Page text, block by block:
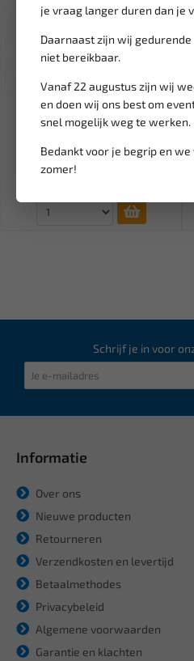
je vraag langer duren dan je
Daarnaast zijn wij
niet bereikbaar.
Vanaf 22 augustus zijn wij
en doen wij ons best om
snel mogelijk weg te werken.
Bedankt voor je begrip en
zomer!
Leverbaar
FORCE Flexibele trechter
61926
47,00
Schrijf je in voor
Informatie
Over ons
Nieuwe producten
Retourneren
Verzendkosten en levertijd
Betaalmethodes
Privacybeleid
Algemene voorwaarden
Garantie en klachten